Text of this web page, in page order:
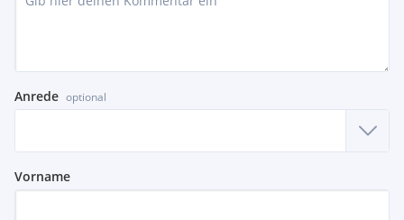
Anrede optional
Vorname